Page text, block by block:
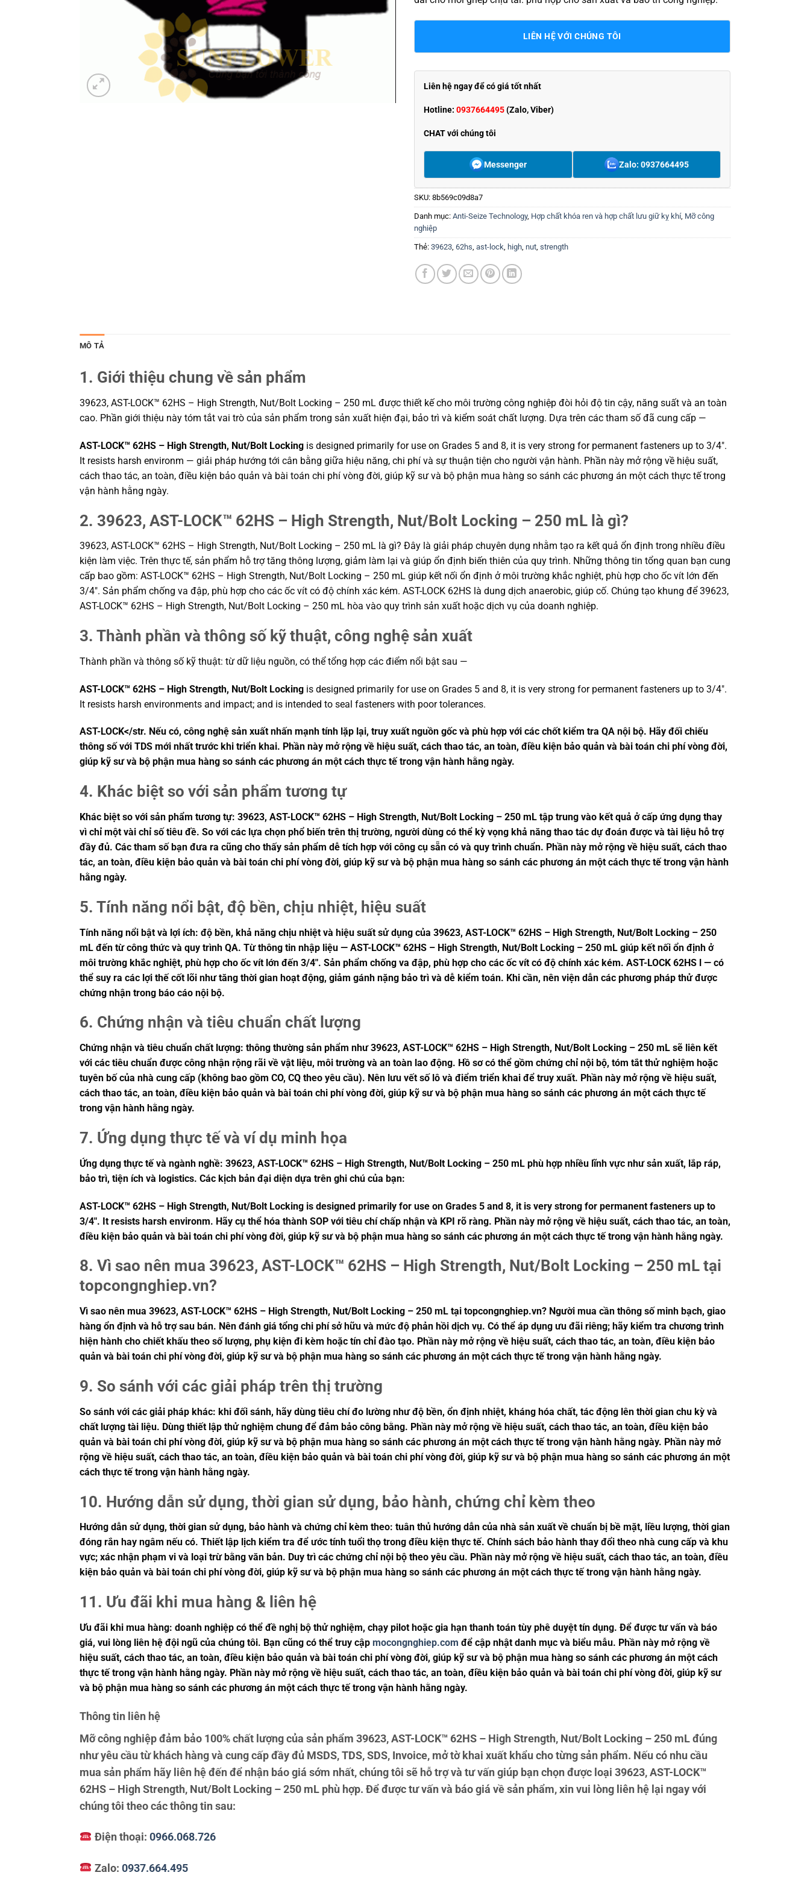
LIÊN HỆ VỚI CHÚNG TÔI
Liên hệ ngay để có giá tốt nhất
Hotline: 0937664495(Zalo, Viber)
CHAT với chúng tôi
Messenger Zalo: 0937664495
SKU: 8b569c09d8a7
Danh mục: Anti-Seize Technology, Hợp chất khóa ren và hợp chất lưu giữ kỵ khí, Mỡ công
nghiệp
Thẻ: 39623, 62hs, ast-lock, high, nut, strength
MÔ TẢ
1. Giới thiệu chung về sản phẩm
39623, AST-LOCK™ 62HS – High Strength, Nut/Bolt Locking – 250 mL được thiết kế cho môi trường công nghiệp đòi hỏi độ tin cậy, năng suất và an toàn
cao. Phần giới thiệu này tóm tắt vai trò của sản phẩm trong sản xuất hiện đại, bảo trì và kiểm soát chất lượng. Dựa trên các tham số đã cung cấp —
AST-LOCK™ 62HS – High Strength, Nut/Bolt Locking is designed primarily for use on Grades 5 and 8, it is very strong for permanent fasteners up to 3/4″.
It resists harsh environm — giải pháp hướng tới cân bằng giữa hiệu năng, chi phí và sự thuận tiện cho người vận hành. Phần này mở rộng về hiệu suất,
cách thao tác, an toàn, điều kiện bảo quản và bài toán chi phí vòng đời, giúp kỹ sư và bộ phận mua hàng so sánh các phương án một cách thực tế trong
vận hành hằng ngày.
2. 39623, AST-LOCK™ 62HS – High Strength, Nut/Bolt Locking – 250 mL là gì?
39623, AST-LOCK™ 62HS – High Strength, Nut/Bolt Locking – 250 mL là gì? Đây là giải pháp chuyên dụng nhằm tạo ra kết quả ổn định trong nhiều điều
kiện làm việc. Trên thực tế, sản phẩm hỗ trợ tăng thông lượng, giảm làm lại và giúp ổn định biến thiên của quy trình. Những thông tin tổng quan bạn cung
cấp bao gồm: AST-LOCK™ 62HS – High Strength, Nut/Bolt Locking – 250 mL giúp kết nối ổn định ở môi trường khắc nghiệt, phù hợp cho ốc vít lớn đến
3/4″. Sản phẩm chống va đập, phù hợp cho các ốc vít có độ chính xác kém. AST-LOCK 62HS là dung dịch anaerobic, giúp cố. Chúng tạo khung để 39623,
AST-LOCK™ 62HS – High Strength, Nut/Bolt Locking – 250 mL hòa vào quy trình sản xuất hoặc dịch vụ của doanh nghiệp.
3. Thành phần và thông số kỹ thuật, công nghệ sản xuất
Thành phần và thông số kỹ thuật: từ dữ liệu nguồn, có thể tổng hợp các điểm nổi bật sau —
AST-LOCK™ 62HS – High Strength, Nut/Bolt Locking is designed primarily for use on Grades 5 and 8, it is very strong for permanent fasteners up to 3/4″.
It resists harsh environments and impact; and is intended to seal fasteners with poor tolerances.
AST-LOCK</str. Nếu có, công nghệ sản xuất nhấn mạnh tính lặp lại, truy xuất nguồn gốc và phù hợp với các chốt kiểm tra QA nội bộ. Hãy đối chiếu
thông số với TDS mới nhất trước khi triển khai. Phần này mở rộng về hiệu suất, cách thao tác, an toàn, điều kiện bảo quản và bài toán chi phí vòng đời,
giúp kỹ sư và bộ phận mua hàng so sánh các phương án một cách thực tế trong vận hành hằng ngày.
4. Khác biệt so với sản phẩm tương tự
Khác biệt so với sản phẩm tương tự: 39623, AST-LOCK™ 62HS – High Strength, Nut/Bolt Locking – 250 mL tập trung vào kết quả ở cấp ứng dụng thay
vì chỉ một vài chỉ số tiêu đề. So với các lựa chọn phổ biến trên thị trường, người dùng có thể kỳ vọng khả năng thao tác dự đoán được và tài liệu hỗ trợ
đầy đủ. Các tham số bạn đưa ra cũng cho thấy sản phẩm dễ tích hợp với công cụ sẵn có và quy trình chuẩn. Phần này mở rộng về hiệu suất, cách thao
tác, an toàn, điều kiện bảo quản và bài toán chi phí vòng đời, giúp kỹ sư và bộ phận mua hàng so sánh các phương án một cách thực tế trong vận hành
hằng ngày.
5. Tính năng nổi bật, độ bền, chịu nhiệt, hiệu suất
Tính năng nổi bật và lợi ích: độ bền, khả năng chịu nhiệt và hiệu suất sử dụng của 39623, AST-LOCK™ 62HS – High Strength, Nut/Bolt Locking – 250
mL đến từ công thức và quy trình QA. Từ thông tin nhập liệu — AST-LOCK™ 62HS – High Strength, Nut/Bolt Locking – 250 mL giúp kết nối ổn định ở
môi trường khắc nghiệt, phù hợp cho ốc vít lớn đến 3/4″. Sản phẩm chống va đập, phù hợp cho các ốc vít có độ chính xác kém. AST-LOCK 62HS l — có
thể suy ra các lợi thế cốt lõi như tăng thời gian hoạt động, giảm gánh nặng bảo trì và dễ kiểm toán. Khi cần, nên viện dẫn các phương pháp thử được
chứng nhận trong báo cáo nội bộ.
6. Chứng nhận và tiêu chuẩn chất lượng
Chứng nhận và tiêu chuẩn chất lượng: thông thường sản phẩm như 39623, AST-LOCK™ 62HS – High Strength, Nut/Bolt Locking – 250 mL sẽ liên kết
với các tiêu chuẩn được công nhận rộng rãi về vật liệu, môi trường và an toàn lao động. Hồ sơ có thể gồm chứng chỉ nội bộ, tóm tắt thử nghiệm hoặc
tuyên bố của nhà cung cấp (không bao gồm CO, CQ theo yêu cầu). Nên lưu vết số lô và điểm triển khai để truy xuất. Phần này mở rộng về hiệu suất,
cách thao tác, an toàn, điều kiện bảo quản và bài toán chi phí vòng đời, giúp kỹ sư và bộ phận mua hàng so sánh các phương án một cách thực tế
trong vận hành hằng ngày.
7. Ứng dụng thực tế và ví dụ minh họa
Ứng dụng thực tế và ngành nghề: 39623, AST-LOCK™ 62HS – High Strength, Nut/Bolt Locking – 250 mL phù hợp nhiều lĩnh vực như sản xuất, lắp ráp,
bảo trì, tiện ích và logistics. Các kịch bản đại diện dựa trên ghi chú của bạn:
AST-LOCK™ 62HS – High Strength, Nut/Bolt Locking is designed primarily for use on Grades 5 and 8, it is very strong for permanent fasteners up to
3/4″. It resists harsh environm. Hãy cụ thể hóa thành SOP với tiêu chí chấp nhận và KPI rõ ràng. Phần này mở rộng về hiệu suất, cách thao tác, an toàn,
điều kiện bảo quản và bài toán chi phí vòng đời, giúp kỹ sư và bộ phận mua hàng so sánh các phương án một cách thực tế trong vận hành hằng ngày.
8. Vì sao nên mua 39623, AST-LOCK™ 62HS – High Strength, Nut/Bolt Locking – 250 mL tại
topcongnghiep.vn?
Vì sao nên mua 39623, AST-LOCK™ 62HS – High Strength, Nut/Bolt Locking – 250 mL tại topcongnghiep.vn? Người mua cần thông số minh bạch, giao
hàng ổn định và hỗ trợ sau bán. Nên đánh giá tổng chi phí sở hữu và mức độ phản hồi dịch vụ. Có thể áp dụng ưu đãi riêng; hãy kiểm tra chương trình
hiện hành cho chiết khấu theo số lượng, phụ kiện đi kèm hoặc tín chỉ đào tạo. Phần này mở rộng về hiệu suất, cách thao tác, an toàn, điều kiện bảo
quản và bài toán chi phí vòng đời, giúp kỹ sư và bộ phận mua hàng so sánh các phương án một cách thực tế trong vận hành hằng ngày.
9. So sánh với các giải pháp trên thị trường
So sánh với các giải pháp khác: khi đối sánh, hãy dùng tiêu chí đo lường như độ bền, ổn định nhiệt, kháng hóa chất, tác động lên thời gian chu kỳ và
chất lượng tài liệu. Dùng thiết lập thử nghiệm chung để đảm bảo công bằng. Phần này mở rộng về hiệu suất, cách thao tác, an toàn, điều kiện bảo
quản và bài toán chi phí vòng đời, giúp kỹ sư và bộ phận mua hàng so sánh các phương án một cách thực tế trong vận hành hằng ngày. Phần này mở
rộng về hiệu suất, cách thao tác, an toàn, điều kiện bảo quản và bài toán chi phí vòng đời, giúp kỹ sư và bộ phận mua hàng so sánh các phương án một
cách thực tế trong vận hành hằng ngày.
10. Hướng dẫn sử dụng, thời gian sử dụng, bảo hành, chứng chỉ kèm theo
Hướng dẫn sử dụng, thời gian sử dụng, bảo hành và chứng chỉ kèm theo: tuân thủ hướng dẫn của nhà sản xuất về chuẩn bị bề mặt, liều lượng, thời gian
đóng rắn hay ngâm nếu có. Thiết lập lịch kiểm tra để ước tính tuổi thọ trong điều kiện thực tế. Chính sách bảo hành thay đổi theo nhà cung cấp và khu
vực; xác nhận phạm vi và loại trừ bằng văn bản. Duy trì các chứng chỉ nội bộ theo yêu cầu. Phần này mở rộng về hiệu suất, cách thao tác, an toàn, điều
kiện bảo quản và bài toán chi phí vòng đời, giúp kỹ sư và bộ phận mua hàng so sánh các phương án một cách thực tế trong vận hành hằng ngày.
11. Ưu đãi khi mua hàng & liên hệ
Ưu đãi khi mua hàng: doanh nghiệp có thể đề nghị bộ thử nghiệm, chạy pilot hoặc gia hạn thanh toán tùy phê duyệt tín dụng. Để được tư vấn và báo
giá, vui lòng liên hệ đội ngũ của chúng tôi. Bạn cũng có thể truy cập mocongnghiep.com để cập nhật danh mục và biểu mẫu. Phần này mở rộng về
hiệu suất, cách thao tác, an toàn, điều kiện bảo quản và bài toán chi phí vòng đời, giúp kỹ sư và bộ phận mua hàng so sánh các phương án một cách
thực tế trong vận hành hằng ngày. Phần này mở rộng về hiệu suất, cách thao tác, an toàn, điều kiện bảo quản và bài toán chi phí vòng đời, giúp kỹ sư
và bộ phận mua hàng so sánh các phương án một cách thực tế trong vận hành hằng ngày.
Thông tin liên hệ
Mỡ công nghiệp đảm bảo 100% chất lượng của sản phẩm 39623, AST-LOCK™ 62HS – High Strength, Nut/Bolt Locking – 250 mL đúng
như yêu cầu từ khách hàng và cung cấp đầy đủ MSDS, TDS, SDS, Invoice, mở tờ khai xuất khẩu cho từng sản phẩm. Nếu có nhu cầu
mua sản phẩm hãy liên hệ đến để nhận báo giá sớm nhất, chúng tôi sẽ hỗ trợ và tư vấn giúp bạn chọn được loại 39623, AST-LOCK™
62HS – High Strength, Nut/Bolt Locking – 250 mL phù hợp. Để được tư vấn và báo giá về sản phẩm, xin vui lòng liên hệ lại ngay với
chúng tôi theo các thông tin sau:
Điện thoại: 0966.068.726
Zalo: 0937.664.495